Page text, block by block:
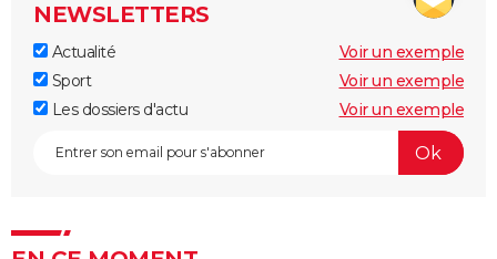
NEWSLETTERS
Actualité
Voir un exemple
Sport
Voir un exemple
Les dossiers d'actu
Voir un exemple